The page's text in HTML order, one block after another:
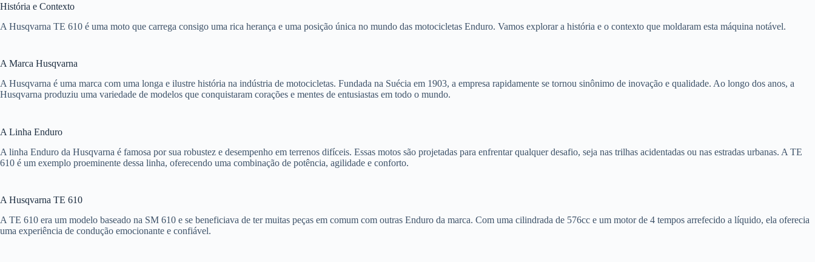
História e Contexto
A Husqvarna TE 610 é uma moto que carrega consigo uma rica herança e uma posição única no mundo das motocicletas Enduro. Vamos explorar a história e o contexto que moldaram esta máquina notável.
A Marca Husqvarna
A Husqvarna é uma marca com uma longa e ilustre história na indústria de motocicletas. Fundada na Suécia em 1903, a empresa rapidamente se tornou sinônimo de inovação e qualidade. Ao longo dos anos, a
Husqvarna produziu uma variedade de modelos que conquistaram corações e mentes de entusiastas em todo o mundo.
A Linha Enduro
A linha Enduro da Husqvarna é famosa por sua robustez e desempenho em terrenos difíceis. Essas motos são projetadas para enfrentar qualquer desafio, seja nas trilhas acidentadas ou nas estradas urbanas. A TE
610 é um exemplo proeminente dessa linha, oferecendo uma combinação de potência, agilidade e conforto.
A Husqvarna TE 610
A TE 610 era um modelo baseado na SM 610 e se beneficiava de ter muitas peças em comum com outras Enduro da marca. Com uma cilindrada de 576cc e um motor de 4 tempos arrefecido a líquido, ela oferecia
uma experiência de condução emocionante e confiável.